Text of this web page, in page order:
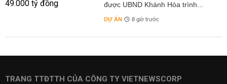
được UBND Khánh Hòa trình...
DỰ ÁN 8 giờ trước
TRANG TTĐTTH CỦA CÔNG TY VIETNEWSCORP